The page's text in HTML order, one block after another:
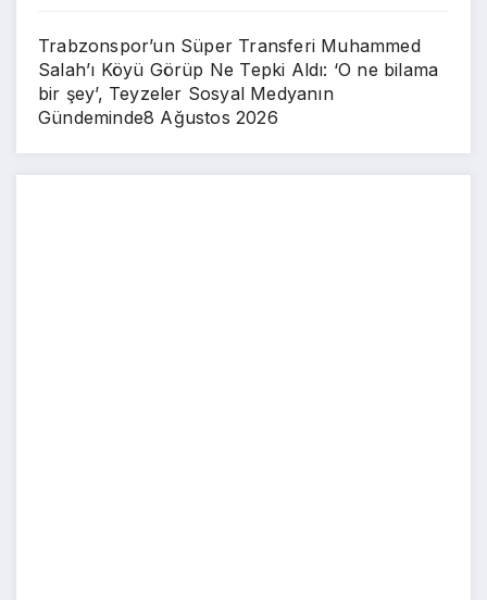
Trabzonspor’un Süper Transferi Muhammed
Salah’ı Köyü Görüp Ne Tepki Aldı: ‘O ne bilama
bir şey’, Teyzeler Sosyal Medyanın
Gündeminde8 Ağustos 2026